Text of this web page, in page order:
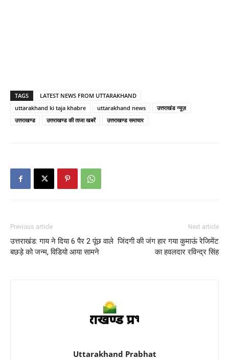
TAGS
LATEST NEWS FROM UTTARAKHAND
uttarakhand ki taja khabre
uttarakhand news
उत्तराखंड न्यूज़
उत्तराखण्ड
उत्तराखण्ड की ताजा खबरें उत्तराखण्ड समाचार
Previous article
उत्तराखंड: गाय ने दिया 6 पैर 2 पूंछ वाले
बछड़े को जन्म, विडियो आया सामने
Next article
जिंदगी की जंग हार गया कुमाऊं रेजिमेंट
का हवलदार रविन्द्र सिंह
Uttarakhand Prabhat